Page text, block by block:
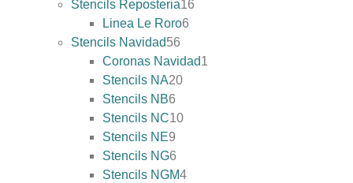
Stencils Reposteria16
Linea Le Roro6
Stencils Navidad56
Coronas Navidad1
Stencils NA20
Stencils NB6
Stencils NC10
Stencils NE9
Stencils NG6
Stencils NGM4